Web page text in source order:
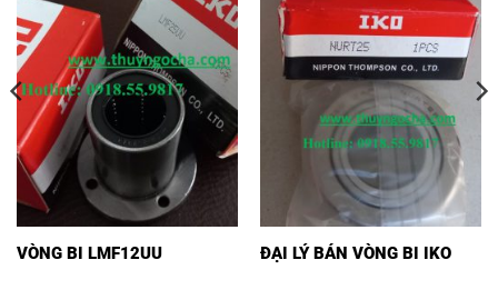
VÒNG BI LMF12UU ĐẠI LÝ BÁN VÒNG BI IKO